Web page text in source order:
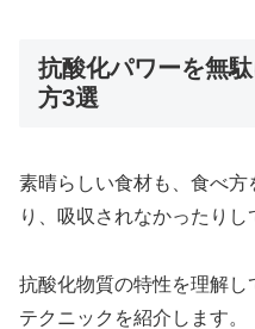
抗酸化パワーを無
方3選
素晴らしい食材も、食べ
り、吸収されなかったりし
抗酸化物質の特性を理解
テクニックを紹介します。